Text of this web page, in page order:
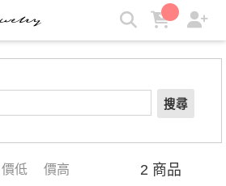
Jewelry 輕珠寶飾品
搜尋
價低 價高 2 商品